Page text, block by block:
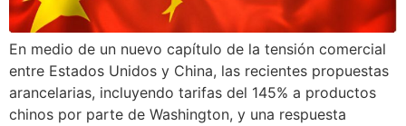
En medio de un nuevo capítulo de la tensión comercial
entre Estados Unidos y China, las recientes propuestas
arancelarias, incluyendo tarifas del 145% a productos
chinos por parte de Washington, y una respuesta